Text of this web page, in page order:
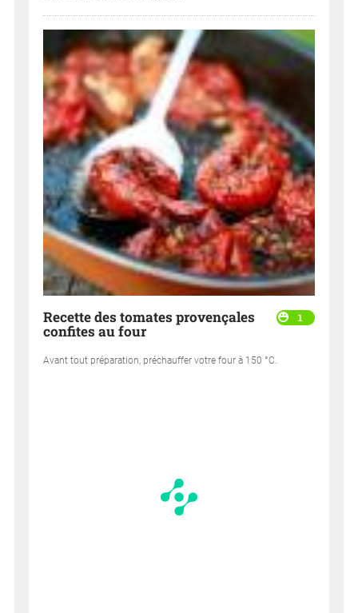
1
Recette des tomates provençales
confites au four
Avant tout préparation, préchauffer votre four à 150 °C.